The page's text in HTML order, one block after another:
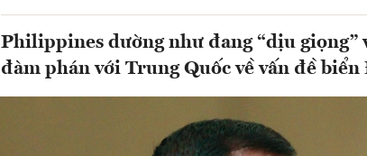
Philippines dường như đang “dịu
đàm phán với Trung Quốc về vấn đề biển